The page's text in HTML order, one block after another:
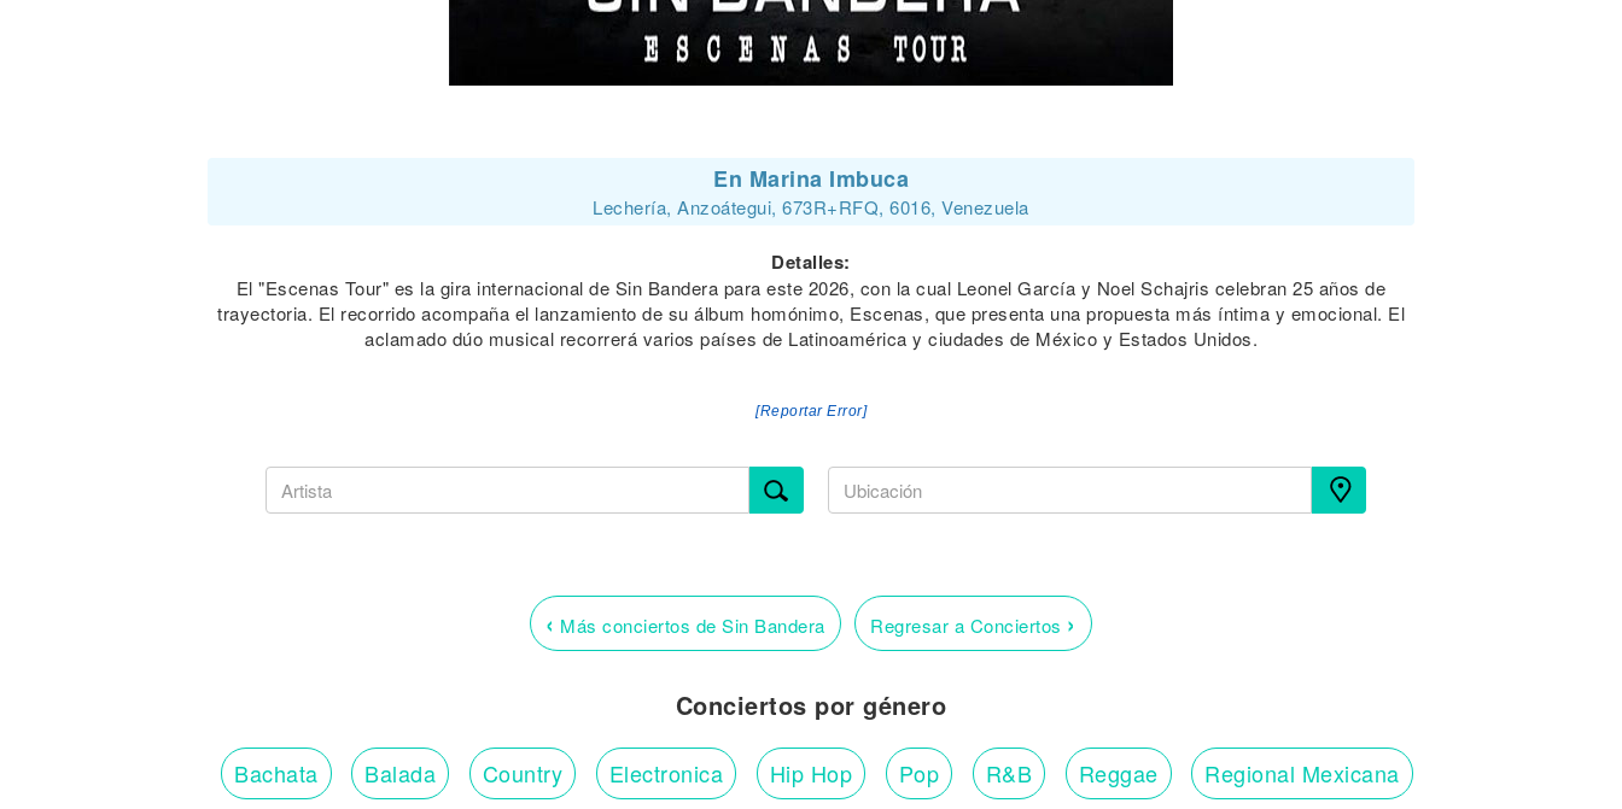
En Marina Imbuca
Lechería, Anzoátegui, 673R+RFQ, 6016, Venezuela
Detalles:
El "Escenas Tour" es la gira internacional de Sin Bandera para este 2026, con la cual Leonel García y Noel Schajris celebran 25 años de
trayectoria. El recorrido acompaña el lanzamiento de su álbum homónimo, Escenas, que presenta una propuesta más íntima y emocional. El
aclamado dúo musical recorrerá varios países de Latinoamérica y ciudades de México y Estados Unidos.
[Reportar Error]
‹ Más conciertos de Sin Bandera Regresar a Conciertos ›
Conciertos por género
Bachata Balada Country Electronica Hip Hop Pop R&B Reggae Regional Mexicana